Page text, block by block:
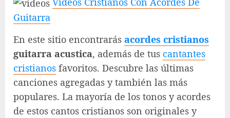
Guitarra
En este sitio encontrarás acordes cristianos
guitarra acustica, además de tus cantantes
cristianos favoritos. Descubre las últimas
canciones agregadas y también las más
populares. La mayoría de los tonos y acordes
de estos cantos cristianos son originales y